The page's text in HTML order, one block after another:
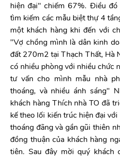
hiện đại" chiếm 67%. Điều đó
tìm kiếm các mẫu biệt thự 4
một khách hàng khi đến với
"Vợ chồng mình là dân kinh
đất 270m2 tại Thạch Thất, Hà
có nhiều phòng với nhiều chức
tư vấn cho mình mẫu nhà
thoáng, và nhiều ánh sáng"
khách hàng Thích nhà TO đã
kế theo lối kiến trúc hiện đại
thoáng đãng và gần gũi thiên
đồng thuận của khách hàng
tiên. Sau đây mời quý khách